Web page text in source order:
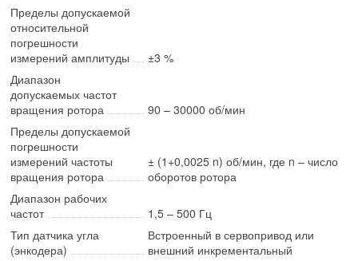
Пределы допускаемой
относительной
погрешности
измерений амплитуды
±3 %
Диапазон
допускаемых частот
вращения ротора
90 – 30000 об/мин
Пределы допускаемой
погрешности
измерений частоты
вращения ротора
± (1+0,0025 n) об/мин, где n – число
оборотов ротора
Диапазон рабочих
частот
1,5 – 500 Гц
Тип датчика угла
(энкодера)
Встроенный в сервопривод или
внешний инкрементальный